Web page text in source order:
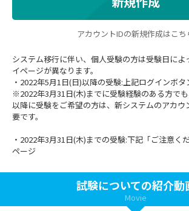
アカウントIDの新規作成はこち
システム移行に伴い、個人受験の方は受験日によ
イページが異なります。
・2022年5月1日(日)以降の受験:上記ログインボタ
※2022年3月31日(木)までに受験経験のある方で
以降に受験をご希望の方は、新システムのアカウ
要です。
・2022年3月31日(木)までの受験:下記「ご注意く
ページ
試験についての紹介動
Movie